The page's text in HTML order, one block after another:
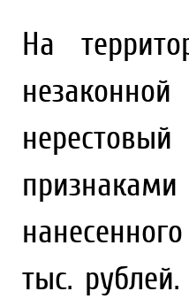
На
тыс.